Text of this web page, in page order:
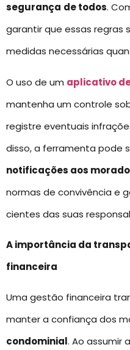
segurança de todos.
garantir que essas regras
medidas necessárias
O uso de um aplicativo
mantenha um controle
registre eventuais
disso, a ferramenta pode
notificações aos
normas de convivência e
cientes das suas
A importância da
financeira
Uma gestão financeira
manter a confiança dos
condominial. Ao assumir